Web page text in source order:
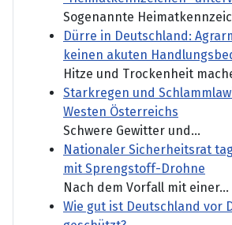
Sogenannte
Dürre in Deutschland:
keinen akuten
Hitze und Trockenheit
Starkregen und
Westen Österreichs
Schwere Gewitter und...
Nationaler Sicherheitsrat
mit Sprengstoff-Drohne
Nach dem Vorfall mit einer...
Wie gut ist Deutschland vor